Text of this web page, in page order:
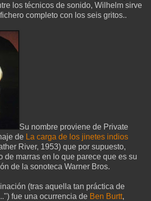
los técnicos de sonido, Wilhelm sirve
completo con los seis gritos..
Su nombre proviene de Private
de La carga de los jinetes indios
River, 1953) que por supuesto,
de marras en lo que parece que es su
de la sonoteca Warner Bros.
(tras aquella tan práctica de
fue una ocurrencia de Ben Burtt,